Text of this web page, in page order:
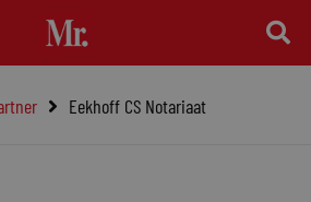
Eekhoff CS Notariaat